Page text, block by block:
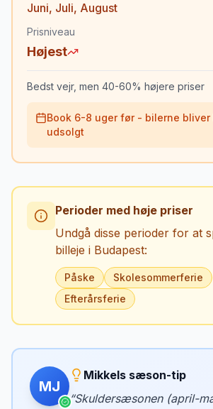
Juni, Juli, August
Prisniveau
Højest
Bedst vejr, men 40-60% højere priser
Book 6-8 uger før - bilerne bliver
udsolgt
Perioder med høje priser
Undgå disse perioder for at
billeje i Budapest:
Påske
Skolesommerferie
Efterårsferie
MJ
Mikkels sæson-tip
“Skuldersæsonen (april-